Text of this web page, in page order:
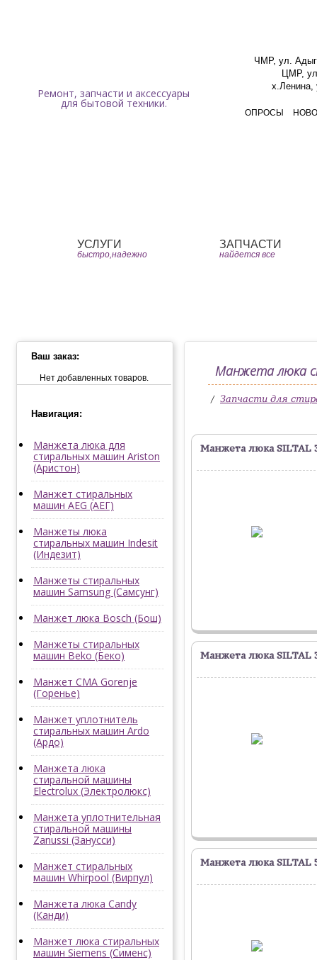
Ремонт, запчасти и аксессуары
для бытовой техники.
ЧМР, ул.
ЦМР,
х.Ленина,
ОПРОСЫ
УСЛУГИ
быстро,надежно
ЗАПЧАСТИ
найдется все
Ваш заказ:
Нет добавленных товаров.
Навигация:
Манжета люка для
стиральных машин Ariston
(Аристон)
Манжет стиральных
машин AEG (АЕГ)
Манжеты люка
стиральных машин Indesit
(Индезит)
Манжеты стиральных
машин Samsung (Самсунг)
Манжет люка Bosch (Бош)
Манжеты стиральных
машин Beko (Беко)
Манжет СМА Gorenje
(Горенье)
Манжет уплотнитель
стиральных машин Ardo
(Ардо)
Манжета люка
стиральной машины
Electrolux (Электролюкс)
Манжета уплотнительная
стиральной машины
Zanussi (Занусси)
Манжет стиральных
машин Whirpool (Вирпул)
Манжета люка Candy
(Канди)
Манжет люка стиральных
машин Siemens (Сименс)
Манжета люка
/ Запчасти для
Манжета люка SILTAL
Манжета люка SILTAL
Манжета люка SILTAL